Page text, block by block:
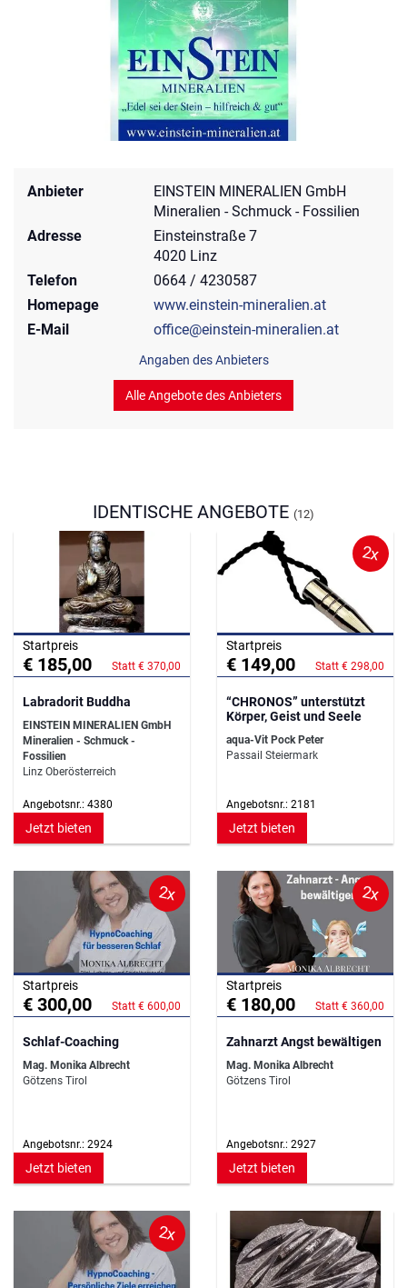
Anbieter
EINSTEIN MINERALIEN GmbH
Mineralien - Schmuck - Fossilien
Adresse
Einsteinstraße 7
4020 Linz
Telefon
0664 / 4230587
Homepage
www.einstein-mineralien.at
E-Mail
office@einstein-mineralien.at
Angaben des Anbieters
Alle Angebote des Anbieters
IDENTISCHE ANGEBOTE (12)
Startpreis
€ 185,00 Statt € 370,00
Labradorit Buddha
EINSTEIN MINERALIEN GmbH
Mineralien - Schmuck -
Fossilien
Linz Oberösterreich
Angebotsnr.: 4380
Jetzt bieten
2x
Startpreis
€ 149,00 Statt € 298,00
“CHRONOS” unterstützt
Körper, Geist und Seele
aqua-Vit Pock Peter
Passail Steiermark
Angebotsnr.: 2181
Jetzt bieten
2x
Startpreis
€ 300,00 Statt € 600,00
Schlaf-Coaching
Mag. Monika Albrecht
Götzens Tirol
Angebotsnr.: 2924
Jetzt bieten
2x
Startpreis
€ 180,00 Statt € 360,00
Zahnarzt Angst bewältigen
Mag. Monika Albrecht
Götzens Tirol
Angebotsnr.: 2927
Jetzt bieten
2x